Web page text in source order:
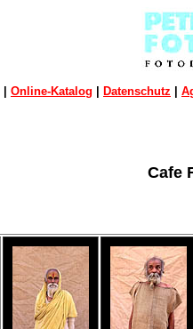
| Online-Katalog | Datenschutz |
Cafe